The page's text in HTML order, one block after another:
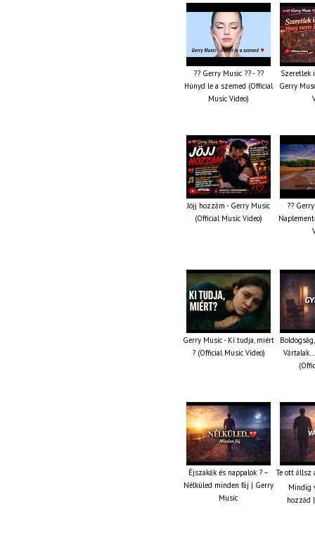
?? Gerry Music ?? - ??
Húnyd le a szemed (Official
Music Video)
Szeretlek
Gerry
Jöjj hozzám - Gerry Music
(Official Music Video)
??
Gerry Music - Ki tudja, miért
? (Official Music Video)
Éjszakák és nappalok ? –
Nélküled minden fáj | Gerry
Music
Te ott
Mindig
hozzád